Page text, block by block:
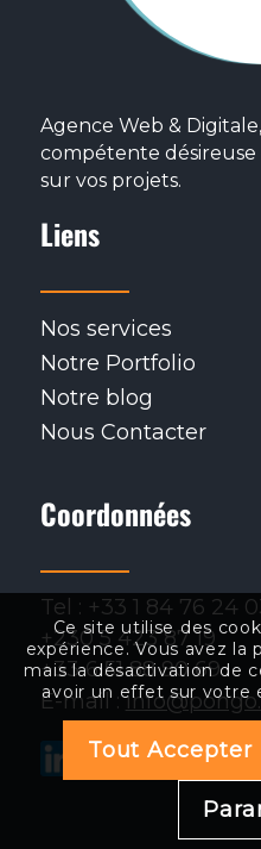
Agence Web &
compétente
sur vos projets.
Liens
Nos services
Notre Portfolio
Notre blog
Nous Contacter
Coordonnées
Tel : +33 1 84 76 24
+230 5 423 87 19
+33 6 51 88 90 69
E-mail :
. . .
Ce site utilise des
expérience. Vous avez la
mais la désactivation de
avoir un effet sur votre
Tout Accepter